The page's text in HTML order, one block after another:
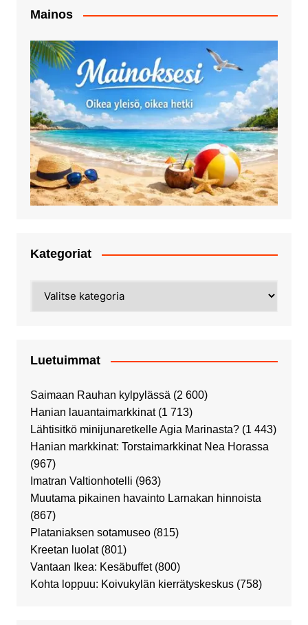
Mainos
Kategoriat
Luetuimmat
Saimaan Rauhan kylpylässä (2 600)
Hanian lauantaimarkkinat (1 713)
Lähtisitkö minijunaretkelle Agia Marinasta? (1 443)
Hanian markkinat: Torstaimarkkinat Nea Horassa
(967)
Imatran Valtionhotelli (963)
Muutama pikainen havainto Larnakan hinnoista
(867)
Plataniaksen sotamuseo (815)
Kreetan luolat (801)
Vantaan Ikea: Kesäbuffet (800)
Kohta loppuu: Koivukylän kierrätyskeskus (758)